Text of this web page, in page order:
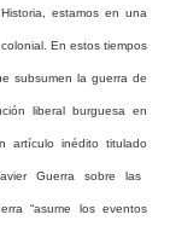
Historia, estamos en una
colonial. En estos tiempos
subsumen la guerra de
liberal burguesa en
artículo inédito titulado
Guerra sobre las
“asume los eventos